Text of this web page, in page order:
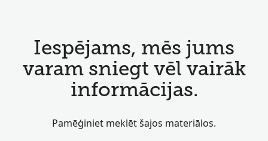
Iespējams, mēs jums
varam sniegt vēl vairāk
informācijas.
Pamēģiniet meklēt šajos materiālos.